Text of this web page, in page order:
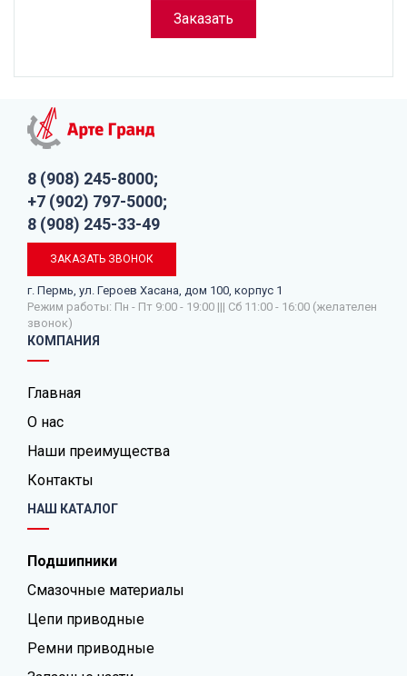
Заказать
8 (908) 245-8000;
+7 (902) 797-5000;
8 (908) 245-33-49
ЗАКАЗАТЬ ЗВОНОК
г. Пермь, ул. Героев Хасана, дом 100, корпус 1
Режим работы: Пн - Пт 9:00 - 19:00 ||| Сб 11:00 - 16:00 (желателен
звонок)
КОМПАНИЯ
Главная
О нас
Наши преимущества
Контакты
НАШ КАТАЛОГ
Подшипники
Смазочные материалы
Цепи приводные
Ремни приводные